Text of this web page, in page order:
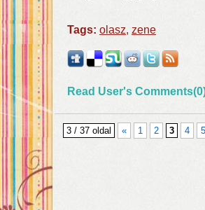
Tags: olasz, zene
Read User's
3 / 37 oldal « 1 2 3 4 5